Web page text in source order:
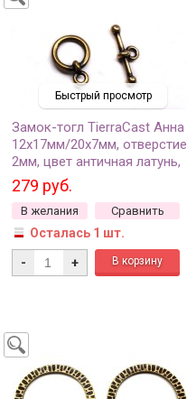
Быстрый просмотр
Замок-тогл TierraCast Анна
12х17мм/20х7мм, отверстие
2мм, цвет античная латунь,
94-6154-27, 1 комплект
279 руб.
В желания Сравнить
Осталась 1 шт.
- +